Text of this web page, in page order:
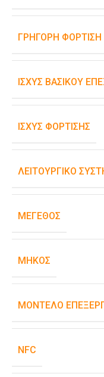
ΓΡΉΓΟΡΗ ΦΌΡΤΙΣΗ
ΙΣΧΎΣ ΒΑΣΙΚΟΎ
ΙΣΧΎΣ ΦΌΡΤΙΣΗΣ
ΛΕΙΤΟΥΡΓΙΚΌ
ΜΈΓΕΘΟΣ
ΜΉΚΟΣ
ΜΟΝΤΈΛΟ
NFC